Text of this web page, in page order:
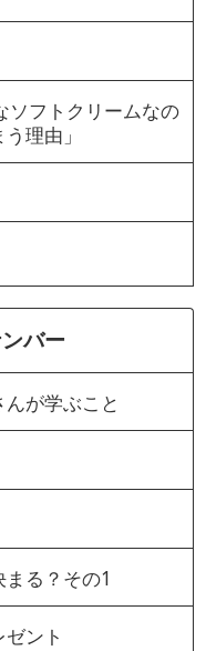
ソフトクリームなの
理由」
バー
が学ぶこと
る？その1
ント